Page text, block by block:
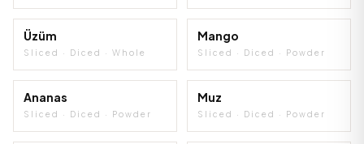
Üzüm
Sliced · Diced · Whole
Mango
Sliced · Diced · Powder
Ananas
Sliced · Diced · Powder ÇOK SATAN
Muz
Sliced · Diced · Powder